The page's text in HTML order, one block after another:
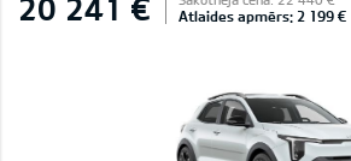
20 241 € Atlaides apmērs: 2 199 €